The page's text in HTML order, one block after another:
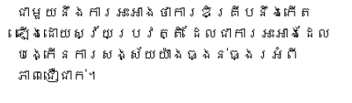
ជាមួយនឹងការអះអាងថាការឌិគ្រីបនឹងកើត
ឡើងដោយស្វ័យប្រវត្តិ ដែលជាការអះអាងដែល
បង្កើនការសង្ស័យយ៉ាងធ្ងន់ធ្ងរអំពី
ភាពជឿជាក់។